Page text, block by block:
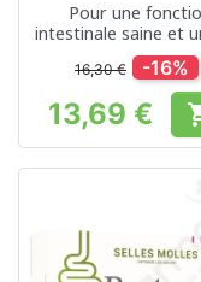
Pour une
intestinale saine et
système
16,30 € -16%
Prix
13,69 €